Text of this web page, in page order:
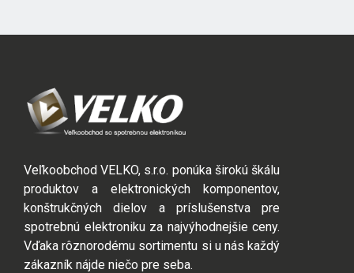
Veľkoobchod VELKO, s.r.o. ponúka širokú škálu
produktov a elektronických komponentov,
konštrukčných dielov a príslušenstva pre
spotrebnú elektroniku za najvýhodnejšie ceny.
Vďaka rôznorodému sortimentu si u nás každý
zákazník nájde niečo pre seba.